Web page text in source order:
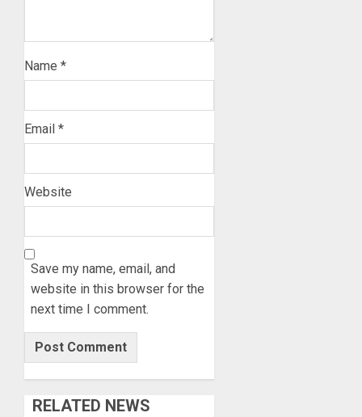
Name *
Email *
Website
Save my name, email, and
website in this browser for the
next time I comment.
RELATED NEWS